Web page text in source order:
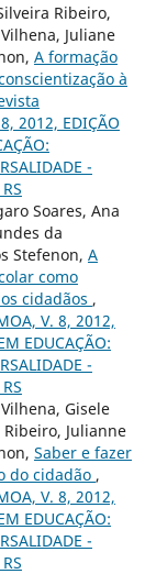
Ribeiro,
Juliane
A formação
à
2012, EDIÇÃO
-
Soares, Ana
da
Stefenon, A
como
cidadãos ,
V. 8, 2012,
EDUCAÇÃO:
-
Gisele
Julianne
Saber e fazer
do cidadão ,
V. 8, 2012,
EDUCAÇÃO:
-